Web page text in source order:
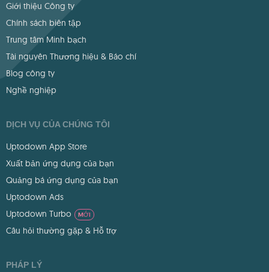
Giới thiệu Công ty
Chính sách biên tập
Trung tâm Minh bạch
Tài nguyên Thương hiệu & Báo chí
Blog công ty
Nghề nghiệp
DỊCH VỤ CỦA CHÚNG TÔI
Uptodown App Store
Xuất bản ứng dụng của bạn
Quảng bá ứng dụng của bạn
Uptodown Ads
Uptodown Turbo
MỚI
Câu hỏi thường gặp & Hỗ trợ
PHÁP LÝ